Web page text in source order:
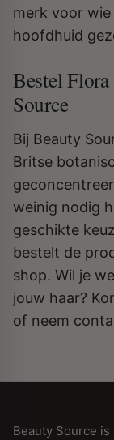
merk voor
hoofdhuid
Bestel
Source
Bij Beauty
Britse
weinig nodig
geschikte
bestelt de
shop. Wil je
jouw haar?
of neem
Beauty Source